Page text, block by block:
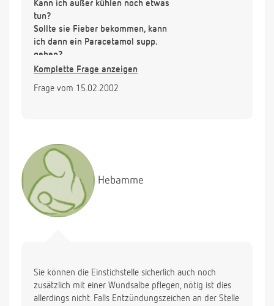
Kann ich außer kühlen noch etwas
tun?
Sollte sie Fieber bekommen, kann
ich dann ein Paracetamol supp.
geben?
Vielen Dank für die Hilfe
Komplette Frage anzeigen
Frage vom 15.02.2002
Hebamme
Sie können die Einstichstelle sicherlich auch noch
zusätzlich mit einer Wundsalbe pflegen, nötig ist dies
allerdings nicht. Falls Entzündungszeichen an der Stelle